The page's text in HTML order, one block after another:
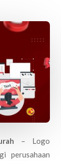
– Logo
perusahaan